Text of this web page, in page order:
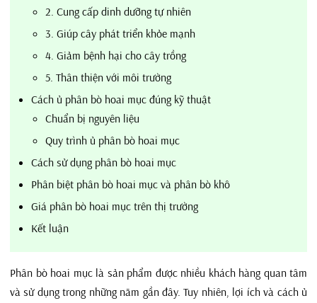
2. Cung cấp dinh dưỡng tự nhiên
3. Giúp cây phát triển khỏe mạnh
4. Giảm bệnh hại cho cây trồng
5. Thân thiện với môi trường
Cách ủ phân bò hoai mục đúng kỹ thuật
Chuẩn bị nguyên liệu
Quy trình ủ phân bò hoai mục
Cách sử dụng phân bò hoai mục
Phân biệt phân bò hoai mục và phân bò khô
Giá phân bò hoai mục trên thị trường
Kết luận
Phân bò hoai mục là sản phẩm được nhiều khách hàng quan tâm
và sử dụng trong những năm gần đây. Tuy nhiên, lợi ích và cách ủ